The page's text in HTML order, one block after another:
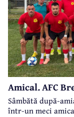
Amical. AFC
Sâmbătă după-
într-un meci